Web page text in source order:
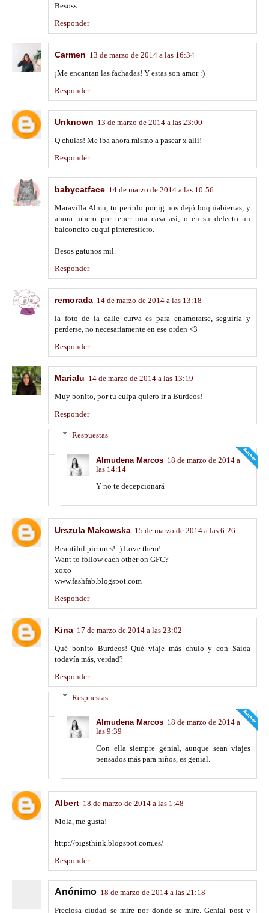
Besoss
Responder
Carmen 13 de marzo de 2014 a las 16:34
¡Me encantan las fachadas! Y estas son amor :)
Responder
Unknown 13 de marzo de 2014 a las 23:00
Q chulas! Me iba ahora mismo a pasear x alli!
Responder
babycatface 14 de marzo de 2014 a las 10:56
Maravilla Almu, tu periplo por ig nos dejó boquiabiertas, y
ahora muero por tener una casa así, o en su defecto un
balconcito cuqui pinterestiero.
Besos gatunos mil.
Responder
remorada 14 de marzo de 2014 a las 13:18
la foto de la calle curva es para enamorarse, seguirla y
perderse, no necesariamente en ese orden <3
Responder
Marialu 14 de marzo de 2014 a las 13:19
Muy bonito, por tu culpa quiero ir a Burdeos!
Responder
Respuestas
Almudena Marcos 18 de marzo de 2014 a
las 14:14
Y no te decepcionará
Urszula Makowska 15 de marzo de 2014 a las 6:26
Beautiful pictures! :) Love them!
Want to follow each other on GFC?
xoxo
www.fashfab.blogspot.com
Responder
Kina 17 de marzo de 2014 a las 23:02
Qué bonito Burdeos! Qué viaje más chulo y con Saioa
todavía más, verdad?
Responder
Respuestas
Almudena Marcos 18 de marzo de 2014 a
las 9:39
Con ella siempre genial, aunque sean viajes
pensados más para niños, es genial.
Albert 18 de marzo de 2014 a las 1:48
Mola, me gusta!
http://pigsthink.blogspot.com.es/
Responder
Anónimo 18 de marzo de 2014 a las 21:18
Preciosa ciudad se mire por donde se mire. Genial post y